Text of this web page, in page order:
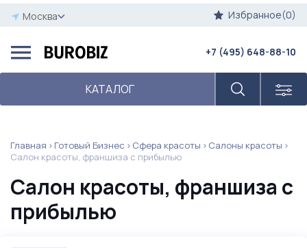
Москва Избранное(0)
КАТАЛОГ
+7 (495) 648-88-10
Главная Готовый Бизнес Сфера красоты
Салоны красоты
Салон красоты, франшиза с прибылью
Салон красоты, франшиза с
прибылью